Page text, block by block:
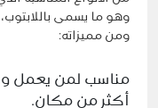
وهو ما يسمى
ومن مميزاته:
مناسب لمن يعمل
أكثر من مكان.